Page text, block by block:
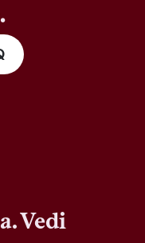
Vedi